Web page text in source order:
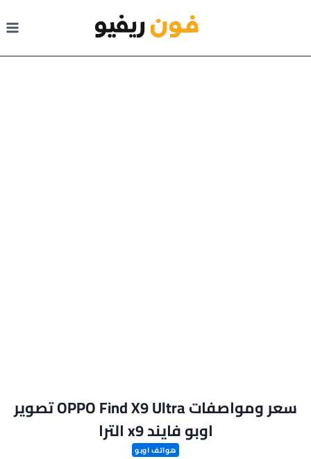
سعر ومواصفات OPPO Find X9 Ultra تصوير
اوبو فايند x9 الترا
هواتف اوبو